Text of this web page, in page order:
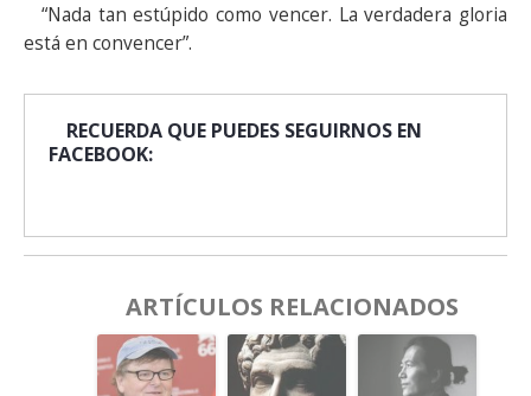
“Nada tan estúpido como vencer. La verdadera gloria
está en convencer”.
RECUERDA QUE PUEDES SEGUIRNOS EN
FACEBOOK:
ARTÍCULOS RELACIONADOS